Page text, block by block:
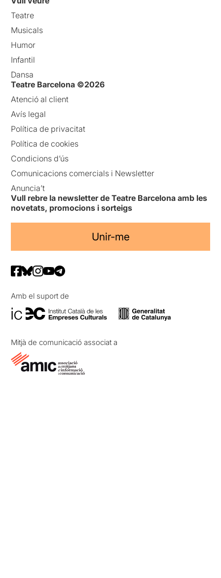
Teatre
Musicals
Humor
Infantil
Dansa
Teatre Barcelona ©2026
Atenció al client
Avís legal
Política de privacitat
Política de cookies
Condicions d’ús
Comunicacions comercials i Newsletter
Anuncia’t
Vull rebre la newsletter de Teatre Barcelona amb les
novetats, promocions i sorteigs
Unir-me
Amb el suport de
Mitjà de comunicació associat a